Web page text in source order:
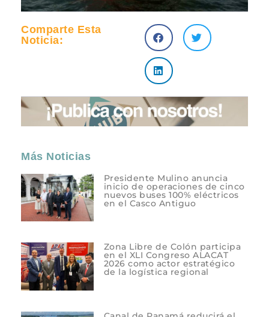
Comparte Esta
Noticia:
Más Noticias
Presidente Mulino anuncia
inicio de operaciones de cinco
nuevos buses 100% eléctricos
en el Casco Antiguo
Zona Libre de Colón participa
en el XLI Congreso ALACAT
2026 como actor estratégico
de la logística regional